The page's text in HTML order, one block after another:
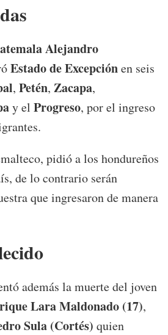
Alejandro
Estado de Excepciónen seis
, Petén, Zacapa,
y el Progreso, por el ingreso
pidió a los hondureños
de lo contrario serán
que ingresaron de manera
además la muerte del joven
Lara Maldonado (17),
Sula (Cortés) quien